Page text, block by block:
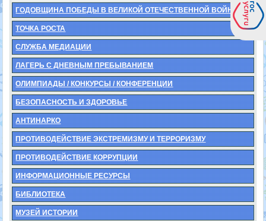
ГОДОВЩИНА ПОБЕДЫ В ВЕЛИКОЙ ОТЕЧЕСТВЕННОЙ ВОЙНЕ
ТОЧКА РОСТА
СЛУЖБА МЕДИАЦИИ
ЛАГЕРЬ С ДНЕВНЫМ ПРЕБЫВАНИЕМ
ОЛИМПИАДЫ / КОНКУРСЫ / КОНФЕРЕНЦИИ
БЕЗОПАСНОСТЬ И ЗДОРОВЬЕ
АНТИНАРКО
ПРОТИВОДЕЙСТВИЕ ЭКСТРЕМИЗМУ И ТЕРРОРИЗМУ
ПРОТИВОДЕЙСТВИЕ КОРРУПЦИИ
ИНФОРМАЦИОННЫЕ РЕСУРСЫ
БИБЛИОТЕКА
МУЗЕЙ ИСТОРИИ